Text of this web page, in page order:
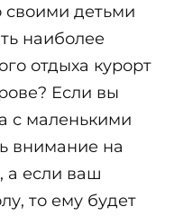
своими детьми
наиболее
отдыха курорт
Если вы
с маленькими
внимание на
а если ваш
то ему будет